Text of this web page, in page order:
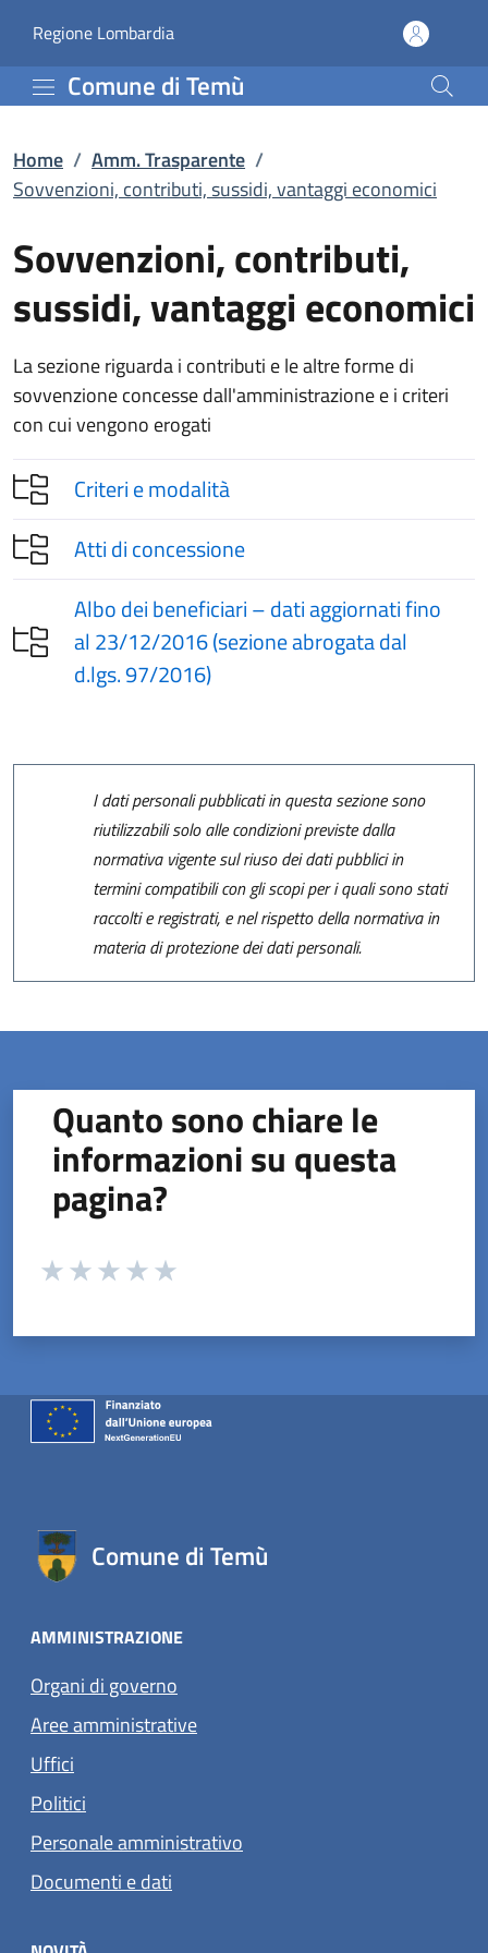
Sovvenzioni, contributi,
Regione Lombardia(apre in un'altra scheda).
Comune di Temù
Home / Amm. Trasparente /
Sovvenzioni, contributi, sussidi, vantaggi economici
Sovvenzioni, contributi,
sussidi, vantaggi economici
La sezione riguarda i contributi e le altre forme di
sovvenzione concesse dall'amministrazione e i criteri
con cui vengono erogati
Criteri e modalità
Atti di concessione
Albo dei beneficiari – dati aggiornati fino
al 23/12/2016 (sezione abrogata dal
d.lgs. 97/2016)
I dati personali pubblicati in questa sezione sono
riutilizzabili solo alle condizioni previste dalla
normativa vigente sul riuso dei dati pubblici in
termini compatibili con gli scopi per i quali sono stati
raccolti e registrati, e nel rispetto della normativa in
materia di protezione dei dati personali.
Quanto sono chiare le
informazioni su questa
pagina?
Valuta da 1 a 5 stelle la pagina
Comune di Temù
AMMINISTRAZIONE
Organi di governo
Aree amministrative
Uffici
Politici
Personale amministrativo
Documenti e dati